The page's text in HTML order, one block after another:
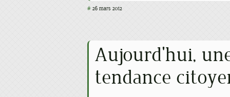
# 26 mars 2012
Aujourd'hui,
tendance